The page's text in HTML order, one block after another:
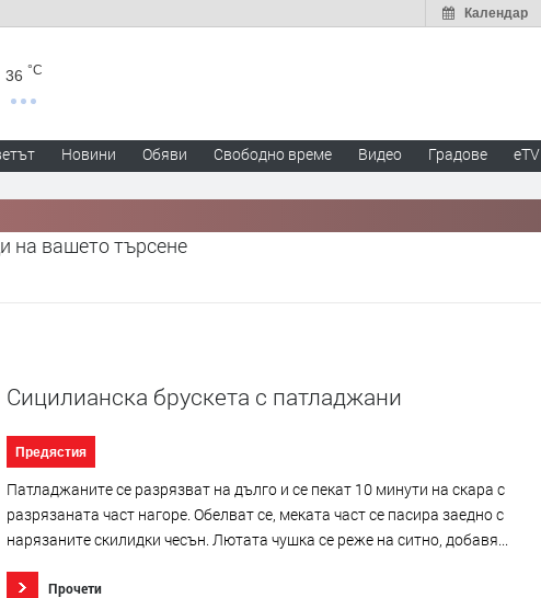
Календар
36 °C
Новини Обяви Свободно време Видео Градове eTV
на вашето търсене
Сицилианска брускета с патладжани
Предястия
Патладжаните се разрязват на дълго и се пекат 10 минути на скара с
разрязаната част нагоре. Обелват се, меката част се пасира заедно с
нарязаните скилидки чесън. Лютата чушка се реже на ситно, добавя...
Прочети